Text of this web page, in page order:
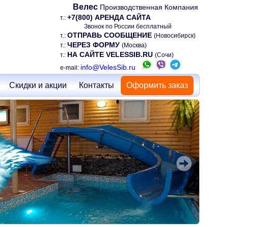
Велес Производственная Компания
т.: +7(800) АРЕНДА САЙТА
Звонок по России бесплатный
т.: ОТПРАВЬ СООБЩЕНИЕ (Новосибирск)
т.: ЧЕРЕЗ ФОРМУ (Москва)
т.: НА САЙТЕ VELESSIB.RU (Сочи)
e-mail: info@VelesSib.ru
Скидки и акции Контакты Оформить заказ